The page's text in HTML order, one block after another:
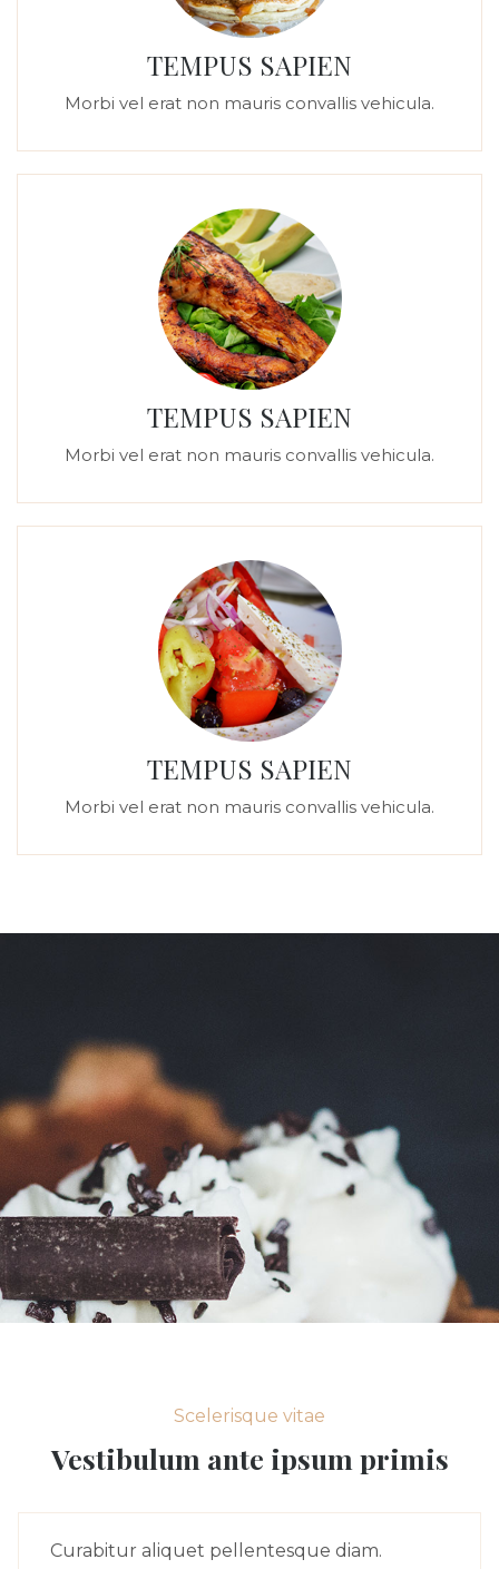
TEMPUS SAPIEN
Morbi vel erat non mauris convallis vehicula.
TEMPUS SAPIEN
Morbi vel erat non mauris convallis vehicula.
TEMPUS SAPIEN
Morbi vel erat non mauris convallis vehicula.
Scelerisque vitae
Vestibulum ante ipsum primis
Curabitur aliquet pellentesque diam.